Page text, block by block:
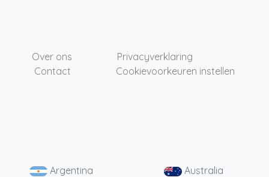
Over ons
Privacyverklaring
Contact
Cookievoorkeuren instellen
Argentina Australia